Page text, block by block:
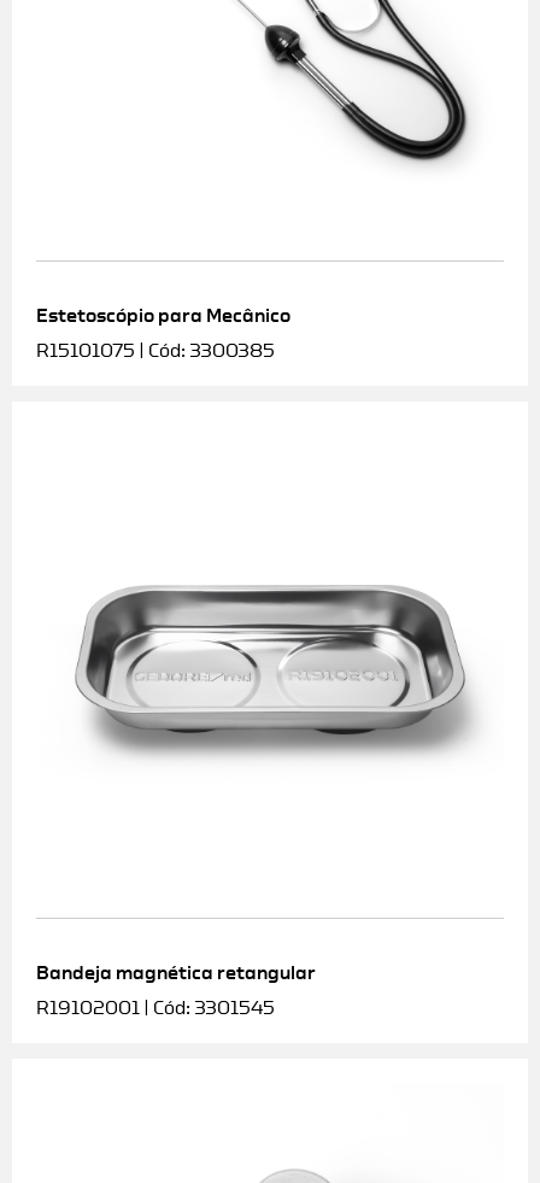
Estetoscópio para Mecânico
R15101075 | Cód: 3300385
Bandeja magnética retangular
R19102001 | Cód: 3301545